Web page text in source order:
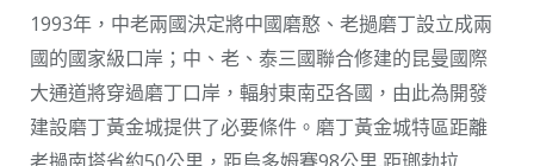
1993年，中老兩國決定將中國磨憨、老撾磨丁設立成兩
國的國家級口岸；中、老、泰三國聯合修建的昆曼國際
大通道將穿過磨丁口岸，輻射東南亞各國，由此為開發
建設磨丁黃金城提供了必要條件。磨丁黃金城特區距離